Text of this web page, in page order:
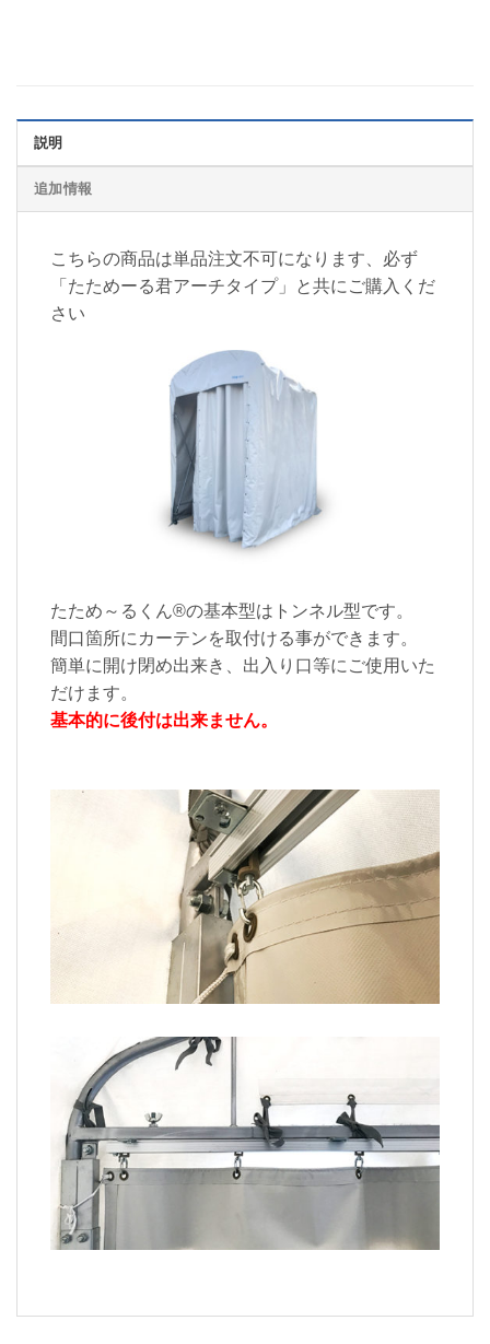
説明
追加情報
こちらの商品は単品注文不可になります、必ず
「たためーる君アーチタイプ」と共にご購入くだ
さい
たため～るくん®の基本型はトンネル型です。
間口箇所にカーテンを取付ける事ができます。
簡単に開け閉め出来き、出入り口等にご使用いた
だけます。
基本的に後付は出来ません。